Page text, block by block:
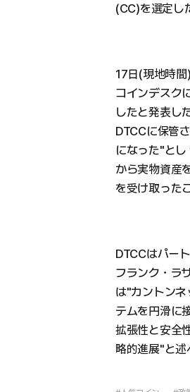
(CC)を選定し
17日(現地時間)
コインデスク
したと発表し
DTCCに保管
になった"と
から実物資産
を受け取った
DTCCはパー
フランク・ラ
は"カントン
テムを円滑に
拡張性と安全
略的進展"と述